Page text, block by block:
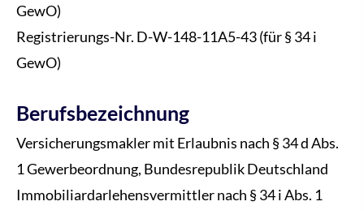
GewO)
Registrierungs-Nr. D-W-148-11A5-43 (für § 34 i
GewO)
Berufsbezeichnung
Ver­sicherungs­makler mit Erlaubnis nach § 34 d Abs.
1 Gewerbeordnung, Bundesrepublik Deutschland
Immobiliardarlehensvermittler nach § 34 i Abs. 1